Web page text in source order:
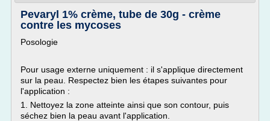
Pevaryl 1% crème, tube de 30g - crème
contre les mycoses
Posologie
Pour usage externe uniquement : il s'applique directement
sur la peau. Respectez bien les étapes suivantes pour
l'application :
1. Nettoyez la zone atteinte ainsi que son contour, puis
séchez bien la peau avant l'application.